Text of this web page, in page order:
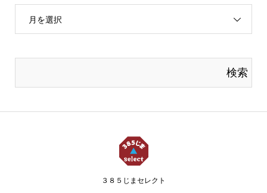
月を選択
３８５じまセレクト